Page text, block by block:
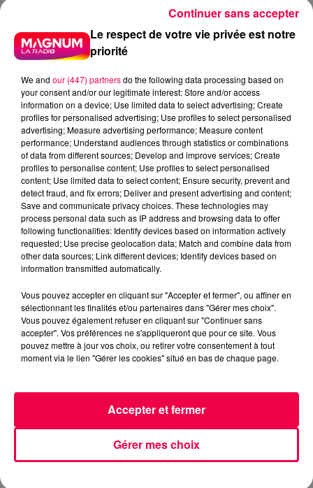
En Haute-Marne, les informations locales sont encore
limitées, mais les syndicats départementaux ont
affirmé leur soutien aux mouvements vosgiens et
meurthe-et-mosellans, certains agriculteurs
prévoyant des rassemblements et opérations
symboliques sur des axes stratégiques. Ce soutien
traduit une inquiétude partagée : la survie des
exploitations locales face à des normes et des
importations jugées injustes.
L’AGRICULTURE EN DANGER : UN MESSAGE
POUR LES JEUNES
L’un des enjeux majeurs de cette mobilisation est la
préservation de l’attractivité du métier. Pour Nicolas
Lallemand, il est essentiel de montrer aux jeunes qu’« il
y a encore de la place pour ceux qui veulent s’installer
pour que ce métier ait encore sa raison d’être ».
Il rappelle que l’agriculture ne se limite pas à la
production alimentaire : « Nos exploitations façonnent
les paysages, contribuent à la préservation de
et produisent de l’énergie. Perdre nos exploitations
aurait des conséquences dramatiques sur nos
territoires, bien au-delà de l’alimentation. »
UNE MOBILISATION NATIONALE AVEC UN
Le respect de votre vie privée est notre
priorité
We and our (447) partnersdo the following data processing based on
your consent and/or our legitimate interest: Store and/or access
information on a device; Use limited data to select advertising; Create
profiles for personalised advertising; Use profiles to select personalised
advertising; Measure advertising performance; Measure content
performance; Understand audiences through statistics or combinations
of data from different sources; Develop and improve services; Create
profiles to personalise content; Use profiles to select personalised
content; Use limited data to select content; Ensure security, prevent and
detect fraud, and fix errors; Deliver and present advertising and content;
Save and communicate privacy choices. These technologies may
process personal data such as IP address and browsing data to offer
following functionalities: Identify devices based on information actively
requested; Use precise geolocation data; Match and combine data from
other data sources; Link different devices; Identify devices based on
information transmitted automatically.
Vous pouvez accepter en cliquant sur "Accepter et fermer", ou affiner en
sélectionnant les finalités et/ou partenaires dans "Gérer mes choix".
Vous pouvez également refuser en cliquant sur "Continuer sans
accepter". Vos préférences ne s'appliqueront que pour ce site. Vous
pouvez mettre à jour vos choix, ou retirer votre consentement à tout
moment via le lien "Gérer les cookies" situé en bas de chaque page.
Gérer mes choix
Accepter et fermer
Continuer sans accepter